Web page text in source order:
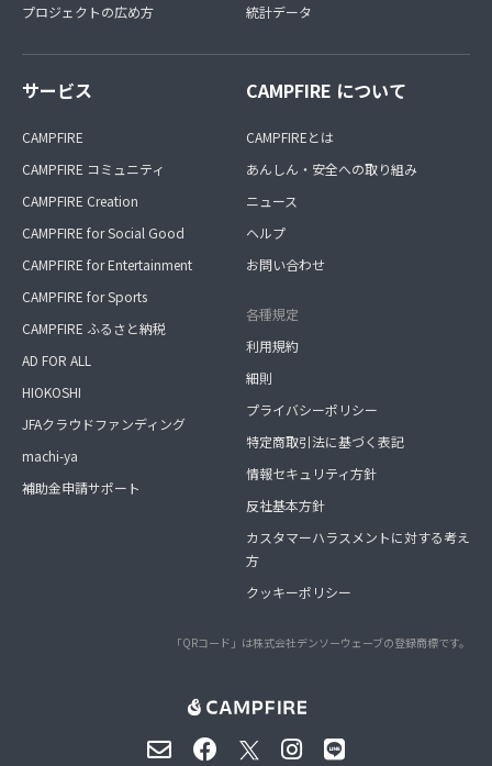
プロジェクトの広め方
統計データ
サービス
CAMPFIRE
CAMPFIRE コミュニティ
CAMPFIRE Creation
CAMPFIRE for Social Good
CAMPFIRE for Entertainment
CAMPFIRE for Sports
CAMPFIRE ふるさと納税
AD FOR ALL
HIOKOSHI
JFAクラウドファンディング
machi-ya
補助金申請サポート
CAMPFIRE について
CAMPFIREとは
あんしん・安全への取り組み
ニュース
ヘルプ
お問い合わせ
各種規定
利用規約
細則
プライバシーポリシー
特定商取引法に基づく表記
情報セキュリティ方針
反社基本方針
カスタマーハラスメントに対する考え
方
クッキーポリシー
「QRコード」は株式会社デンソーウェーブの登録商標です。